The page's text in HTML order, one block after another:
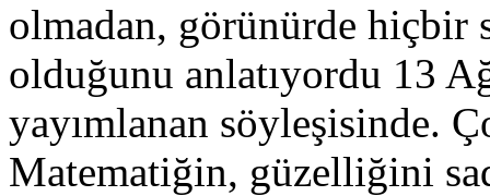
olmadan, görünürde hiçbir
olduğunu anlatıyordu 13
yayımlanan söyleşisinde.
Matematiğin, güzelliğini